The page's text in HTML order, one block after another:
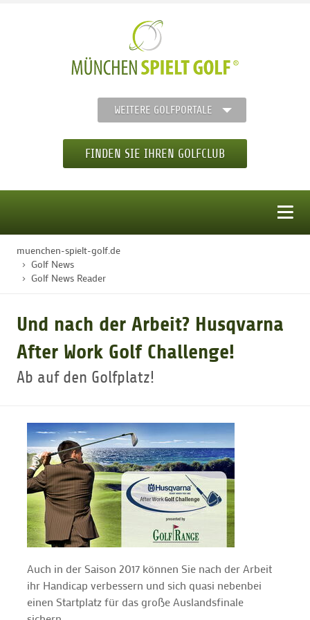
WEITERE GOLFPORTALE
FINDEN SIE IHREN GOLFCLUB
STARTSEITE
GOLFTURNIERE
GOLFEINSTEIGER
GOLFHOTELS
muenchen-spielt-golf.de
Golf News
Golf News Reader
Und nach der Arbeit? Husqvarna
After Work Golf Challenge!
Ab auf den Golfplatz!
Auch in der Saison 2017 können Sie nach der Arbeit
ihr Handicap verbessern und sich quasi nebenbei
einen Startplatz für das große Auslandsfinale